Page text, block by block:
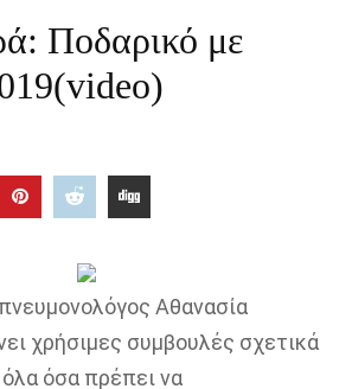
Ποδαρικό με
Αθανασία
χρήσιμες συμβουλές σχετικά
όλα όσα πρέπει να